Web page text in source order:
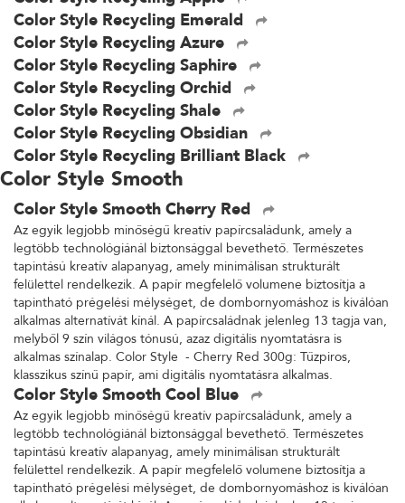
Color Style Recycling Emerald
Color Style Recycling Azure
Color Style Recycling Saphire
Color Style Recycling Orchid
Color Style Recycling Shale
Color Style Recycling Obsidian
Color Style Recycling Brilliant Black
Color Style Smooth
Color Style Smooth Cherry Red
Az egyik legjobb minőségű kreatív papírcsaládunk, amely a
legtöbb technológiánál biztonsággal bevethető. Természetes
tapintású kreatív alapanyag, amely minimálisan strukturált
felülettel rendelkezik. A papír megfelelő volumene biztosítja a
tapintható prégelési mélységet, de dombornyomáshoz is kiválóan
alkalmas alternatívát kínál. A papírcsaládnak jelenleg 13 tagja van,
melyből 9 szín világos tónusú, azaz digitális nyomtatásra is
alkalmas színalap. Color Style - Cherry Red 300g: Tűzpiros,
klasszikus színű papír, ami digitális nyomtatásra alkalmas.
Color Style Smooth Cool Blue
Az egyik legjobb minőségű kreatív papírcsaládunk, amely a
legtöbb technológiánál biztonsággal bevethető. Természetes
tapintású kreatív alapanyag, amely minimálisan strukturált
felülettel rendelkezik. A papír megfelelő volumene biztosítja a
tapintható prégelési mélységet, de dombornyomáshoz is kiválóan